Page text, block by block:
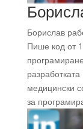
Борислав
Пише код от
медицински
за